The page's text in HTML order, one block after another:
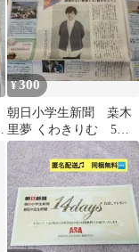
¥300
朝日小学生新聞 桒木
里夢 くわきりむ 5月
22日号